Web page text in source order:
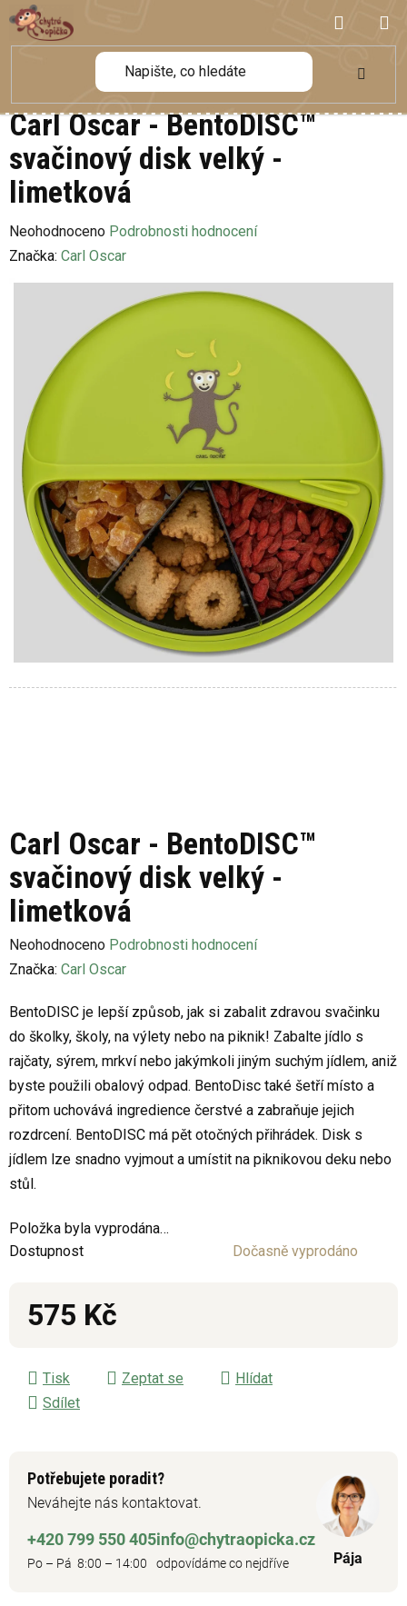
Přejít
na
obsah
KOŠÍK
Carl Oscar - BentoDISC™
svačinový disk velký -
limetková
Průměrné
hodnocení
je
0,0
z
5
hvězdiček.
Neohodnoceno Podrobnosti hodnocení
Značka: Carl Oscar
BentoDISC je lepší způsob, jak si zabalit zdravou svačinku
do školky, školy, na výlety nebo na piknik! Zabalte jídlo s
rajčaty, sýrem, mrkví nebo jakýmkoli jiným suchým jídlem, aniž
byste použili obalový odpad. BentoDisc také šetří místo a
přitom uchovává ingredience čerstvé a zabraňuje jejich
rozdrcení. BentoDISC má pět otočných přihrádek. Disk s
jídlem lze snadno vyjmout a umístit na piknikovou deku nebo
stůl.
Položka byla vyprodána…
Dostupnost
Dočasně vyprodáno
575 Kč
Tisk Zeptat se
Hlídat
Sdílet
Potřebujete poradit?
Neváhejte nás kontaktovat.
+420 799 550 405
Po – Pá 8:00 – 14:00
info@chytraopicka.cz
odpovídáme co nejdříve Pája
Carl Oscar - BentoDISC™
svačinový disk velký -
limetková
Průměrné
hodnocení
produktu
hvězdiček.
Neohodnoceno Podrobnosti hodnocení
Značka: Carl Oscar